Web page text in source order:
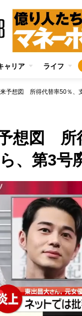
ャリア ライフ
予想図 所得代替率50％、
想図 所
、第3号